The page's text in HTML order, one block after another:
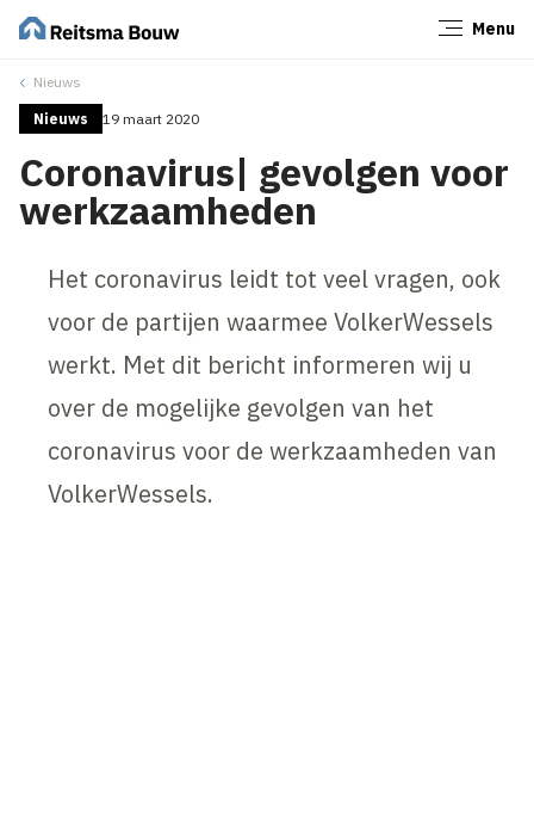
Menu
Nieuws
Nieuws 19 maart 2020
Coronavirus| gevolgen voor
werkzaamheden
Het coronavirus leidt tot veel vragen, ook
voor de partijen waarmee VolkerWessels
werkt. Met dit bericht informeren wij u
over de mogelijke gevolgen van het
coronavirus voor de werkzaamheden van
VolkerWessels.
Sluiten